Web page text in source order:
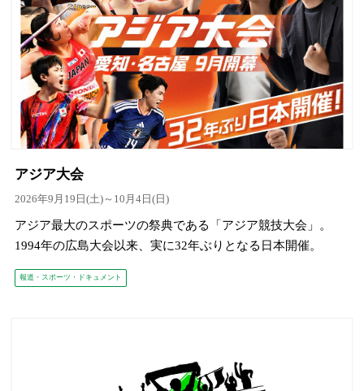
アジア大会
2026年9月19日(土)～10月4日(日)
アジア最大のスポーツの祭典である「アジア競技大会」。
1994年の広島大会以来、実に32年ぶりとなる日本開催。
報道・スポーツ・ドキュメント